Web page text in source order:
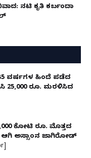
ನಟಿ ಕೃತಿ ಕರ್ಬಂದಾ
ವರ್ಷಗಳ ಹಿಂದೆ ಪಡೆದ
25,000 ರೂ. ಮರಳಿಸಿದ
ಕೋಟಿ ರೂ. ಮೊತ್ತದ
ಅಸ್ಸಾಂನ ಜಾಗಿರೋಡ್